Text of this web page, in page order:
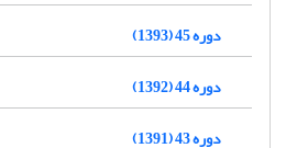
دوره 45 (1393)
دوره 44 (1392)
دوره 43 (1391)